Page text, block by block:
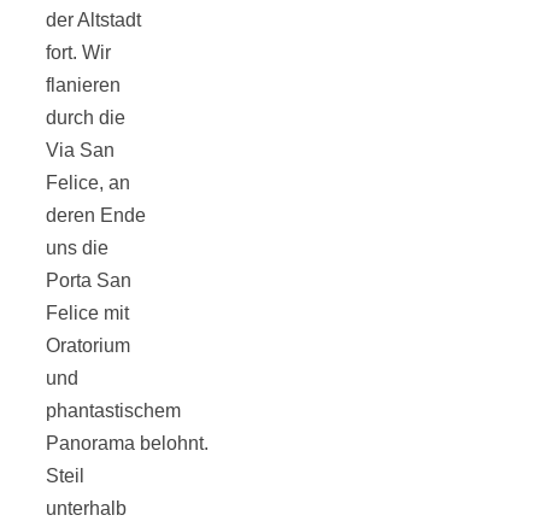
der Altstadt
fort. Wir
flanieren
durch die
Via San
Felice, an
deren Ende
uns die
Porta San
Felice mit
Oratorium
und
phantastischem
Panorama belohnt.
Steil
unterhalb